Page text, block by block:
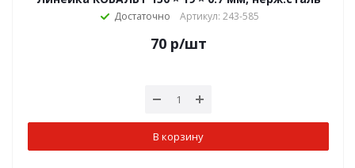
Достаточно Артикул: 243-585
70р/шт
В корзину